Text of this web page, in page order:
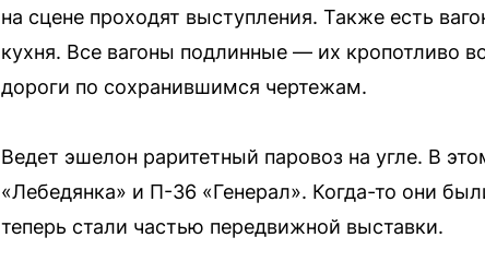
на сцене проходят выступления. Также есть
кухня. Все вагоны подлинные — их кропотливо
дороги по сохранившимся чертежам.
Ведет эшелон раритетный паровоз на угле. В
«Лебедянка» и П-36 «Генерал». Когда-то они
теперь стали частью передвижной выставки.